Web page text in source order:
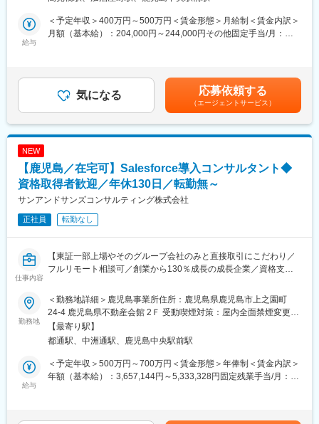
https://www.secom.co.jp/recruit/01/style/interview01.html
か月で基礎研修、1年半で中堅研修、3～5年で管理職研修等手厚
く研修をご用意しています。
・入社後研修詳細
期間：4泊5日
や技能を学び、セキュリティのプロフェッショナルとしての基本
を身に付けられます。
■働き方
勤務例：
週平均労働時間39時間と働きやすい環境です。
※原則夜勤は連続2日まで
変更の範囲：会社の定める業務
少しでも当てはまる方はぜひご応募ください！
■仕事について
けの営業、ではなく
経営や業務改善の相談相手になる営業です。
薬局の業務フロー・経営課題を丁寧にヒアリングし、
・調剤薬局へのレセコン・関連システム提案
・新規／既存顧客への訪問
・業務フロー・経営課題・将来構想のヒアリング
・見積作成／契約対応／導入スケジュール調整
・顧客の声を社内へ共有し、製品改善に反映
（1） 価格勝負ではない、顧客志向の営業
・「安いから」ではなく、使いやすい・続けやすい・安心できる
で選ばれる
・九州エリアで30年。選ばれ続けてきた実績
（2） 無理な新規開拓なし
給与
＜予定年収＞400万円～500万円＜賃金形態＞月給制＜賃金内訳＞
月額（基本給）：204,000円～244,000円その他固定手当/月：
残業手当＞有＜給与補足＞経験・能力などを考慮の上、当社規定
により優遇します■その他固定手当：勤続手当■昇給：年1回 3月■
賞与：年2回 6月・12月 ※前年実績：4.6ヶ月■インセンティブ月達
成の平均支給額：60,000円／年半期達成の支給実績：0～250,000
円／年※直近年度、一般社員の実績賃金はあくまでも目安の金額で
手当を含めた表記です。
気になる 応募依頼する
（エージェントサービス）
NEW
【鹿児島／在宅可】Salesforce導入コンサルタント◆
資格取得者歓迎／年休130日／転勤無～
サンアンドサンズコンサルティング株式会社
正社員 転勤なし
仕事内容
【東証一部上場やそのグループ会社のみと直接取引にこだわり／
フルリモート相談可／創業から130％成長の成長企業／資格支援
■概要
株式会社セールスフォース・ジャパン認定コンサルティングパー
トナーの当社にて、Salesforce を中心とした IT システム導入に関
わるコンサルティングや活用支援をお任せいたします。
■鹿児島拠点立ち上げ背景
勤務地
＜勤務地詳細＞鹿児島事業所住所：鹿児島県鹿児島市上之園町
24-4 鹿児島県不動産会館 2Ｆ 受動喫煙対策：屋内全面禁煙変更の
範囲：会社の定める事業所（リモートワーク含む）
【最寄り駅】
都通駅、中洲通駅、鹿児島中央駅前駅
給与
＜予定年収＞500万円～700万円＜賃金形態＞年俸制＜賃金内訳＞
年額（基本給）：3,657,144円～5,333,328円固定残業手当/月：